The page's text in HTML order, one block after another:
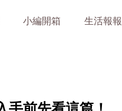
小編開箱 生活報報